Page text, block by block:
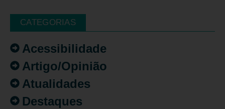
CATEGORIAS
Acessibilidade
Artigo/Opinião
Atualidades
Destaques